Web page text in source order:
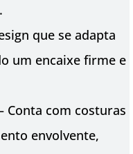
que se adapta
um encaixe firme e
Conta com costuras
envolvente,